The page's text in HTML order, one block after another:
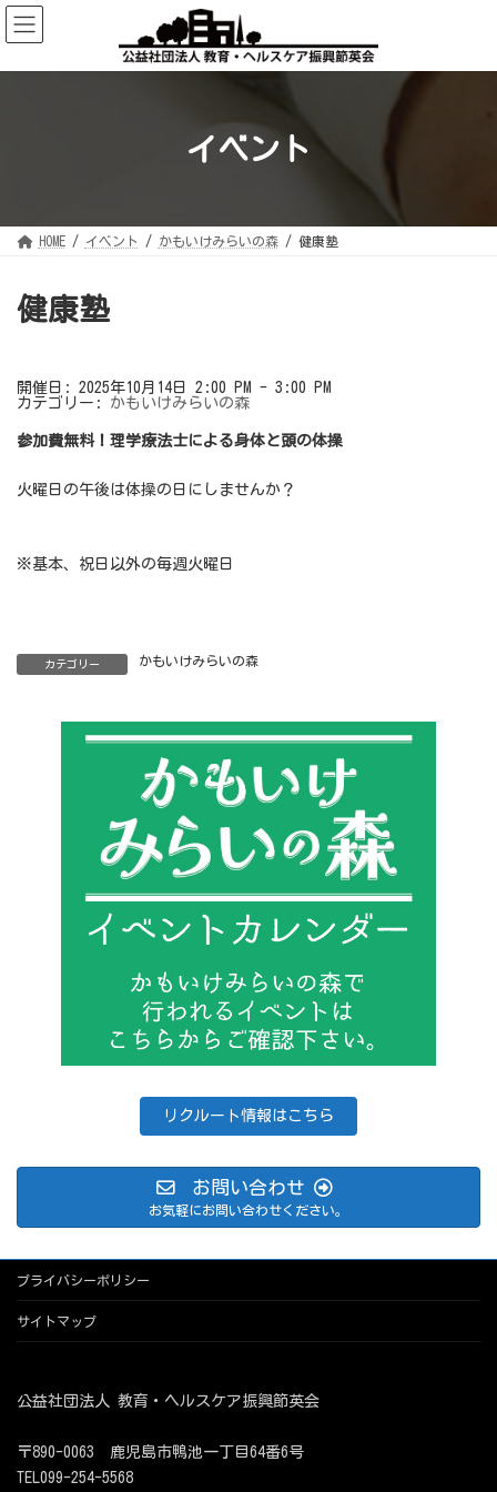
コ
ン
テ
ツ
ナ
ビ
ゲ
シ
イベント
HOME イベント かもいけみらいの森 健康塾
健康塾
開催日: 2025年10月14日 2:00 PM - 3:00 PM
カテゴリー: かもいけみらいの森
参加費無料！理学療法士による身体と頭の体操
火曜日の午後は体操の日にしませんか？
※基本、祝日以外の毎週火曜日
カテゴリー かもいけみらいの森
リクルート情報はこちら
お問い合わせ
お気軽にお問い合わせください。
プライバシーポリシー
サイトマップ
公益社団法人 教育・ヘルスケア振興節英会
〒890-0063 鹿児島市鴨池一丁目64番6号
TEL099-254-5568